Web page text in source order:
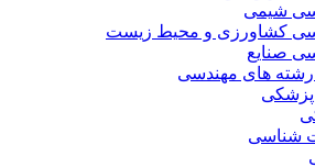
و محیط زیست
های مهندسی